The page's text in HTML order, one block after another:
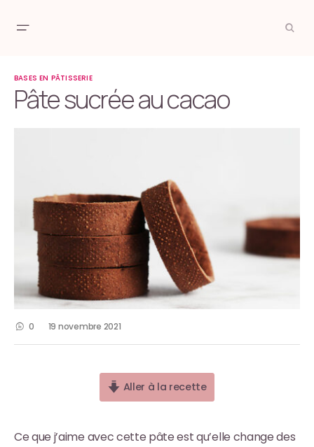
BASES EN PÂTISSERIE
Pâte sucrée au cacao
0 19 novembre 2021
Aller à la recette
Ce que j’aime avec cette pâte est qu’elle change des